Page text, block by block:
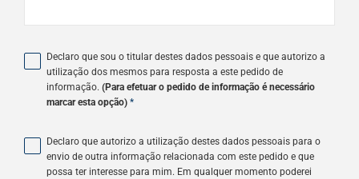
Declaro que sou o titular destes dados pessoais e que autorizo a
utilização dos mesmos para resposta a este pedido de
informação. (Para efetuar o pedido de informação é necessário
marcar esta opção) *
Declaro que autorizo a utilização destes dados pessoais para o
envio de outra informação relacionada com este pedido e que
possa ter interesse para mim. Em qualquer momento poderei